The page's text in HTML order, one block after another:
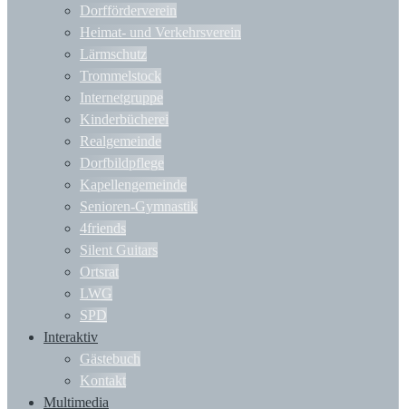
Dorfförderverein
Heimat- und Verkehrsverein
Lärmschutz
Trommelstock
Internetgruppe
Kinderbücherei
Realgemeinde
Dorfbildpflege
Kapellengemeinde
Senioren-Gymnastik
4friends
Silent Guitars
Ortsrat
LWG
SPD
Interaktiv
Gästebuch
Kontakt
Multimedia